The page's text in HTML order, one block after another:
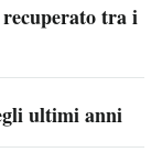
tra i
ultimi anni